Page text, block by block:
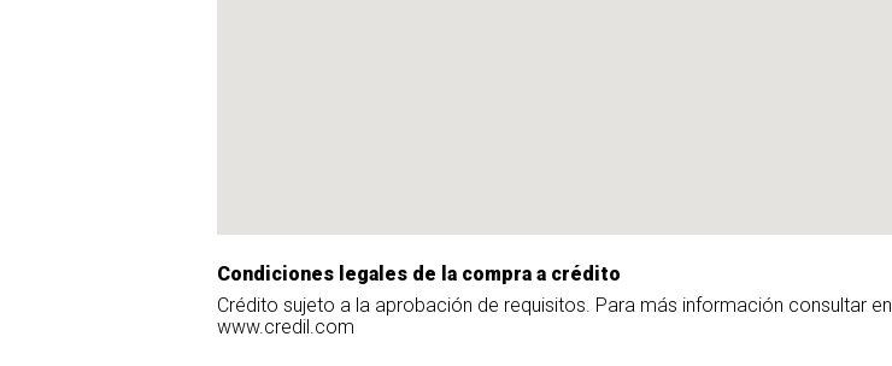
Condiciones legales de la compra a crédito
Crédito sujeto a la aprobación de requisitos. Para más información consultar en
www.credil.com